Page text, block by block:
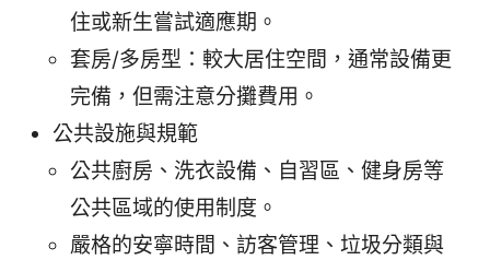
住或新生嘗試適應期。
套房/多房型：較大居住空間，通常設備更
完備，但需注意分攤費用。
公共設施與規範
公共廚房、洗衣設備、自習區、健身房等
公共區域的使用制度。
嚴格的安寧時間、訪客管理、垃圾分類與